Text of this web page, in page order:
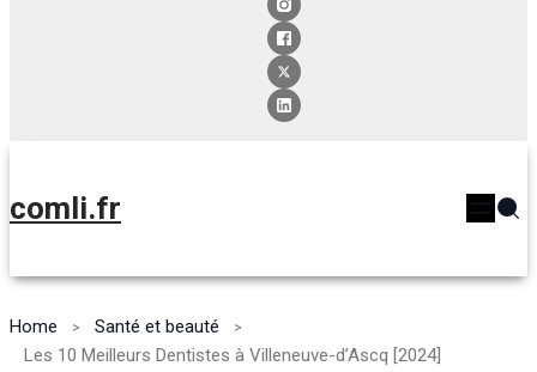
comli.fr
Home
Santé et beauté
Les 10 Meilleurs Dentistes à Villeneuve-d’Ascq [2024]